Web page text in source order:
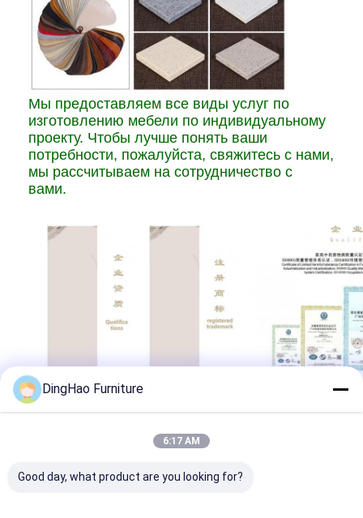
Мы предоставляем все виды услуг по
изготовлению мебели по индивидуальному
проекту. Чтобы лучше понять ваши
потребности, пожалуйста, свяжитесь с нами,
мы рассчитываем на сотрудничество с
вами.
DingHao Furniture
6:17 AM
Good day, what product are you looking for?